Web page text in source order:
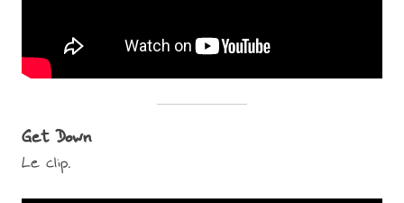
Get Down
Le clip.